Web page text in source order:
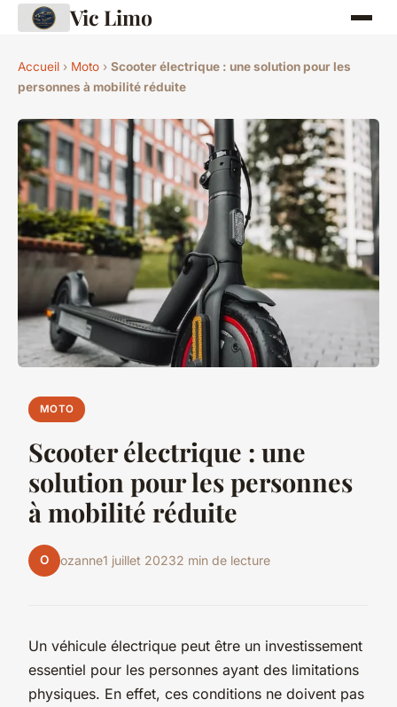
Vic Limo
Accueil › Moto › Scooter électrique : une solution pour les
personnes à mobilité réduite
MOTO
Scooter électrique : une
solution pour les personnes
à mobilité réduite
O ozanne1 juillet 20232 min de lecture
Un véhicule électrique peut être un investissement
essentiel pour les personnes ayant des limitations
physiques. En effet, ces conditions ne doivent pas